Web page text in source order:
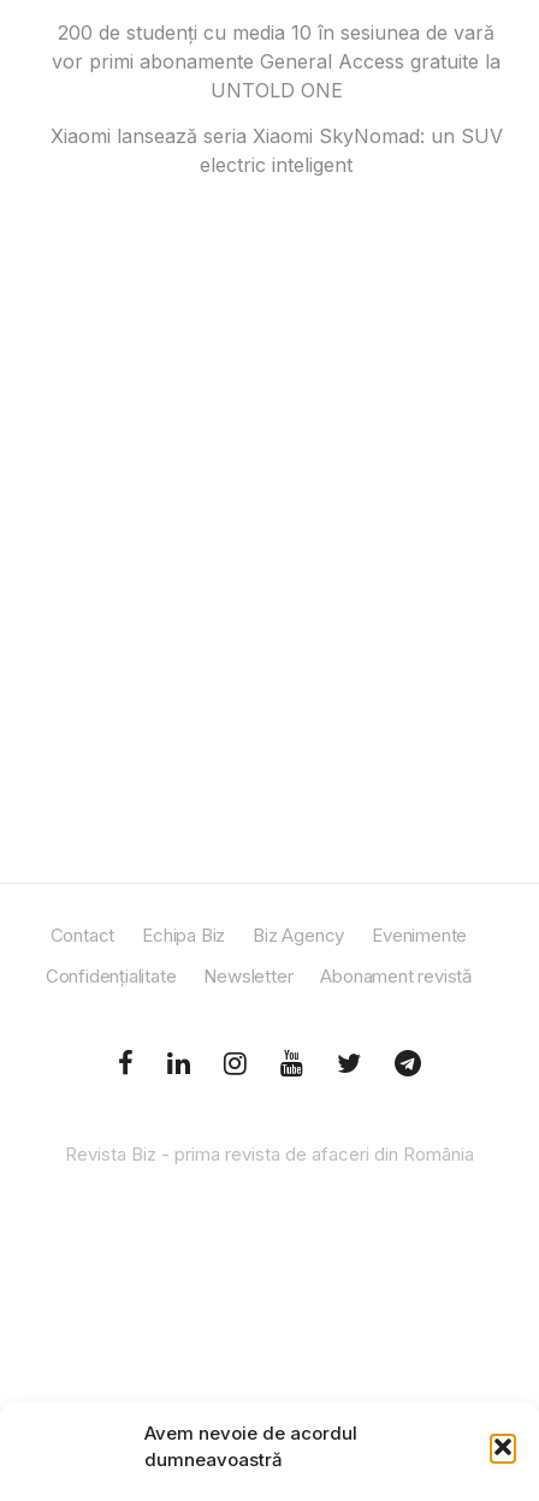
Avem nevoie de acordul
dumneavoastră
200 de studenți cu media 10 în sesiunea de vară
vor primi abonamente General Access gratuite la
UNTOLD ONE
Xiaomi lansează seria Xiaomi SkyNomad: un SUV
electric inteligent
Contact Echipa Biz Biz Agency
Evenimente
Confidențialitate
Newsletter Abonament revistă
Revista Biz - prima revista de afaceri din România